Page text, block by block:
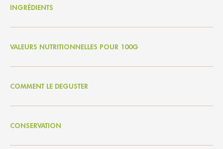
INGRÉDIENTS
VALEURS NUTRITIONNELLES POUR 100G
COMMENT LE DEGUSTER
CONSERVATION